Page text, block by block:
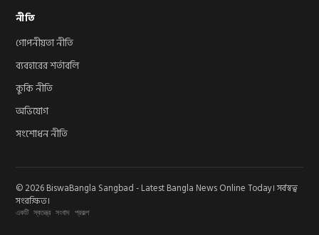
নীতি
গোপনীয়তা নীতি
ব্যবহারের শর্তাবলি
কুকি নীতি
অভিযোগ
সংশোধন নীতি
© 2026 BiswaBangla Sangbad - Latest Bangla News Online Today। সর্বস্বত্ব
সংরক্ষিত।
একটি স্বতন্ত্র সংবাদ প্রকল্প